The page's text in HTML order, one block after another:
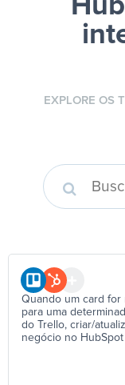
EXPLORE OS
Quando um card for
para uma
do Trello, criar/
negócio no HubSpot